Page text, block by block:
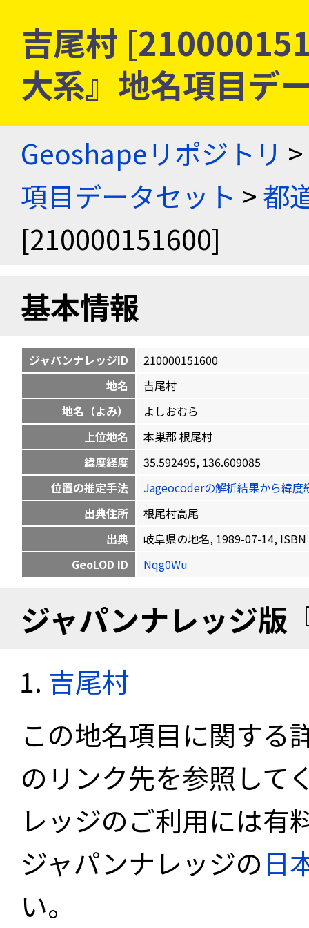
吉尾村
大系』地名項目デ
Geoshapeリポジトリ >
項目データセット >都
[210000151600]
基本情報
ジャパンナレッジID
210000151600
地名
吉尾村
地名（よみ）
よしおむら
上位地名
本巣郡 根尾村
緯度経度
35.592495, 136.609085
位置の推定手法
Jageocoderの解析結果から緯度
出典住所
根尾村高尾
出典
岐阜県の地名, 1989-07-14,
GeoLOD ID
Nqg0Wu
ジャパンナレッジ版
吉尾村
この地名項目に関する
のリンク先を参照して
レッジのご利用には有
ジャパンナレッジの日
い。